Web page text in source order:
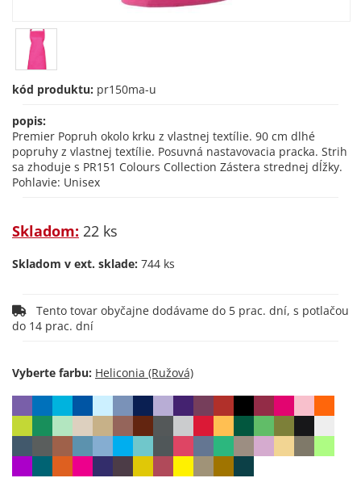
kód produktu: pr150ma-u
popis:
Premier Popruh okolo krku z vlastnej textílie. 90 cm dlhé
popruhy z vlastnej textílie. Posuvná nastavovacia pracka. Strih
sa zhoduje s PR151 Colours Collection Zástera strednej dĺžky.
Pohlavie: Unisex
Skladom: 22 ks
Skladom v ext. sklade: 744 ks
do 14 prac. dní
Vyberte farbu: